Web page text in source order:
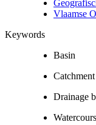
Vlaamse
Keywords
Basin
Catchment
Drainage